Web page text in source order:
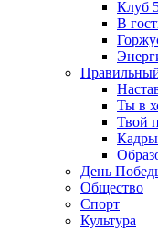
Клуб
В
Ты в
Твой
Кадры
День
Общество
Спорт
Культура